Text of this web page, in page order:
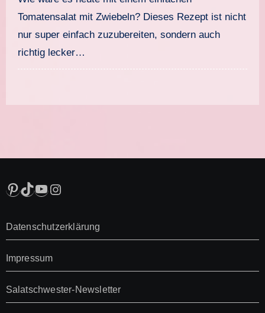
Tomatensalat mit Zwiebeln? Dieses Rezept ist nicht
nur super einfach zuzubereiten, sondern auch
richtig lecker…
Pinterest
TikTok
YouTube
Instagram
Datenschutzerklärung
Impressum
Salatschwester-Newsletter